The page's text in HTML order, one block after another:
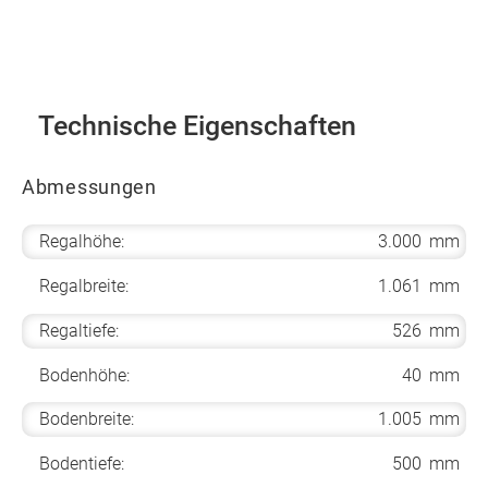
Technische Eigenschaften
Abmessungen
Regalhöhe: 3.000 mm
Regalbreite: 1.061 mm
Regaltiefe: 526 mm
Bodenhöhe: 40 mm
Bodenbreite: 1.005 mm
Bodentiefe: 500 mm